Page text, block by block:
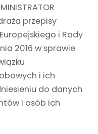
przepisy
i Rady
2016 w sprawie
i ich
do danych
i osób ich